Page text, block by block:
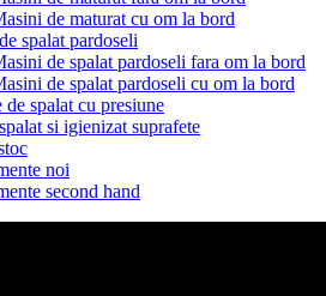
de maturat cu om la bord
spalat pardoseli
de spalat pardoseli fara om la bord
de spalat pardoseli cu om la bord
de spalat cu presiune
si igienizat suprafete
noi
second hand